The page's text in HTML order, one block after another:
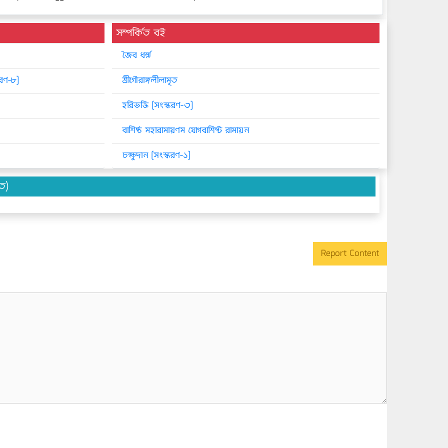
৮]
সম্পর্কিত বই
জৈব ধর্ম্ম
শ্রীগৌরাঙ্গলীলামৃত
হরিভক্তি [সংস্করণ-৩]
বাশিষ্ঠ মহারামায়ণম যোগবাশিষ্ট রামায়ন
চক্ষুদান [সংস্করণ-১]
Report Content